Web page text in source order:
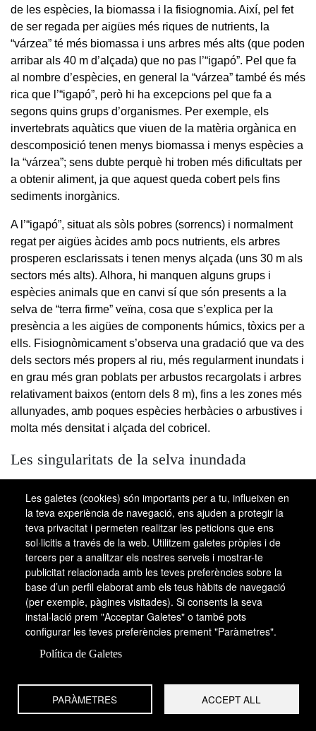
de les espècies, la biomassa i la fisiognomia. Així, pel fet
de ser regada per aigües més riques de nutrients, la
“várzea” té més biomassa i uns arbres més alts (que poden
arribar als 40 m d’alçada) que no pas l’“igapó”. Pel que fa
al nombre d’espècies, en general la “várzea” també és més
rica que l’“igapó”, però hi ha excepcions pel que fa a
segons quins grups d’organismes. Per exemple, els
invertebrats aquàtics que viuen de la matèria orgànica en
descomposició tenen menys biomassa i menys espècies a
la “várzea”; sens dubte perquè hi troben més dificultats per
a obtenir aliment, ja que aquest queda cobert pels fins
sediments inorgànics.
A l’“igapó”, situat als sòls pobres (sorrencs) i normalment
regat per aigües àcides amb pocs nutrients, els arbres
prosperen esclarissats i tenen menys alçada (uns 30 m als
sectors més alts). Alhora, hi manquen alguns grups i
espècies animals que en canvi sí que són presents a la
selva de “terra firme” veïna, cosa que s’explica per la
presència a les aigües de components húmics, tòxics per a
ells. Fisiognòmicament s’observa una gradació que va des
dels sectors més propers al riu, més regularment inundats i
en grau més gran poblats per arbustos recargolats i arbres
relativament baixos (entorn dels 8 m), fins a les zones més
allunyades, amb poques espècies herbàcies o arbustives i
molta més densitat i alçada del cobricel.
Les singularitats de la selva inundada
un substrat comú de característiques peculiars. La
vigorosa empremta de l’aigua en excés n’és la
responsable. Potser el tret més vistent, en tot cas, és
l’empobriment relatiu en espècies arbòries.
La relativa pobresa florística
Florísticament, la selva inundada és més pobra que la
seva veïna de “terra firme”, i a diferència d’aquesta, sovint
espècies. Aquesta dominància es manifesta més al sud-est
poblaments quasi monospecífics de “subaha” o abura
Mitragyna), arbres de la família de les rubiàcies. Pel que
Les galetes (cookies) són importants per a tu, influeixen en
la teva experiència de navegació, ens ajuden a protegir la
teva privacitat i permeten realitzar les peticions que ens
sol·licitis a través de la web. Utilitzem galetes pròpies i de
tercers per a analitzar els nostres serveis i mostrar-te
publicitat relacionada amb les teves preferències sobre la
base d’un perfil elaborat amb els teus hàbits de navegació
(per exemple, pàgines visitades). Si consents la seva
instal·lació prem "Acceptar Galetes" o també pots
configurar les teves preferències prement "Paràmetres".
Política de Galetes
PARÀMETRES ACCEPT ALL